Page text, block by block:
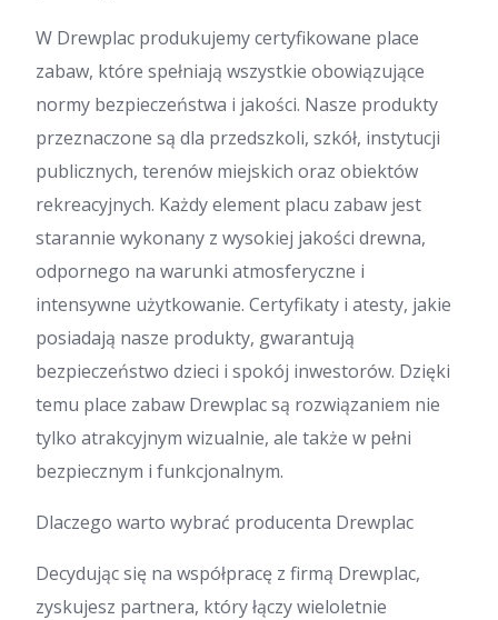
W Drewplac produkujemy certyfikowane place
zabaw, które spełniają wszystkie obowiązujące
normy bezpieczeństwa i jakości. Nasze produkty
przeznaczone są dla przedszkoli, szkół, instytucji
publicznych, terenów miejskich oraz obiektów
rekreacyjnych. Każdy element placu zabaw jest
starannie wykonany z wysokiej jakości drewna,
odpornego na warunki atmosferyczne i
intensywne użytkowanie. Certyfikaty i atesty, jakie
posiadają nasze produkty, gwarantują
bezpieczeństwo dzieci i spokój inwestorów. Dzięki
temu place zabaw Drewplac są rozwiązaniem nie
tylko atrakcyjnym wizualnie, ale także w pełni
bezpiecznym i funkcjonalnym.
Dlaczego warto wybrać producenta Drewplac
Decydując się na współpracę z firmą Drewplac,
zyskujesz partnera, który łączy wieloletnie